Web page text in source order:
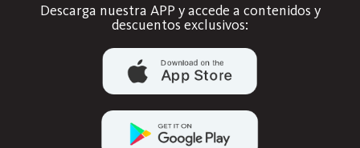
Descarga nuestra APP y accede a contenidos y
descuentos exclusivos: